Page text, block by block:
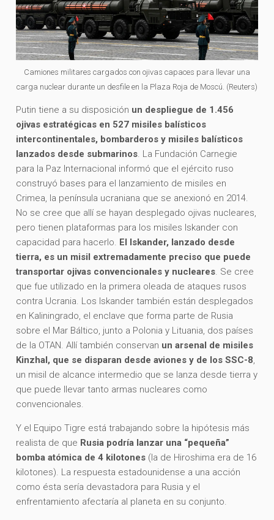
Camiones militares cargados con ojivas capaces para llevar una
carga nuclear durante un desfile en la Plaza Roja de Moscú. (Reuters)
Putin tiene a su disposición un despliegue de 1.456
ojivas estratégicas en 527 misiles balísticos
intercontinentales, bombarderos y misiles balísticos
lanzados desde submarinos. La Fundación Carnegie
para la Paz Internacional informó que el ejército ruso
construyó bases para el lanzamiento de misiles en
Crimea, la península ucraniana que se anexionó en 2014.
No se cree que allí se hayan desplegado ojivas nucleares,
pero tienen plataformas para los misiles Iskander con
capacidad para hacerlo. El Iskander, lanzado desde
tierra, es un misil extremadamente preciso que puede
transportar ojivas convencionales y nucleares. Se cree
que fue utilizado en la primera oleada de ataques rusos
contra Ucrania. Los Iskander también están desplegados
en Kaliningrado, el enclave que forma parte de Rusia
sobre el Mar Báltico, junto a Polonia y Lituania, dos países
de la OTAN. Allí también conservan un arsenal de misiles
Kinzhal, que se disparan desde aviones y de los SSC-8,
un misil de alcance intermedio que se lanza desde tierra y
que puede llevar tanto armas nucleares como
convencionales.
Y el Equipo Tigre está trabajando sobre la hipótesis más
realista de que Rusia podría lanzar una “pequeña”
bomba atómica de 4 kilotones (la de Hiroshima era de 16
kilotones). La respuesta estadounidense a una acción
como ésta sería devastadora para Rusia y el
enfrentamiento afectaría al planeta en su conjunto.